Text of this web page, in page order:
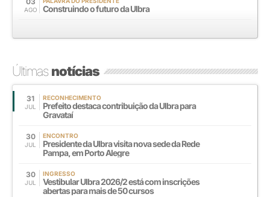
AGO Construindo o futuro da Ulbra
Últimasnotícias
31
JUL
RECONHECIMENTO
Prefeito destaca contribuição da Ulbra para
Gravataí
30
JUL
ENCONTRO
Presidente da Ulbra visita nova sede da Rede
Pampa, em Porto Alegre
30
JUL
INGRESSO
Vestibular Ulbra 2026/2 está com inscrições
abertas para mais de 50 cursos